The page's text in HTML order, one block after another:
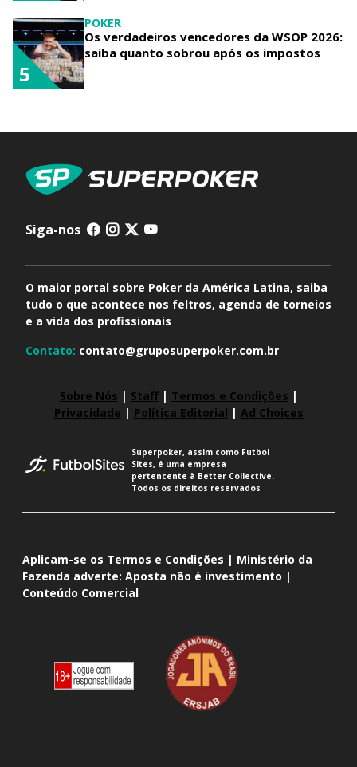
POKER
Os verdadeiros vencedores da WSOP 2026:
saiba quanto sobrou após os impostos
5
Siga-nos
O maior portal sobre Poker da América Latina, saiba
tudo o que acontece nos feltros, agenda de torneios
e a vida dos profissionais
Contato: contato@gruposuperpoker.com.br
Sobre Nós | Staff| Termos e Condições |
Privacidade | Política Editorial | Ad Choices
Superpoker, assim como Futbol
Sites, é uma empresa
pertencente à Better Collective.
Todos os direitos reservados
Aplicam-se os Termos e Condições | Ministério da
Fazenda adverte: Aposta não é investimento |
Conteúdo Comercial